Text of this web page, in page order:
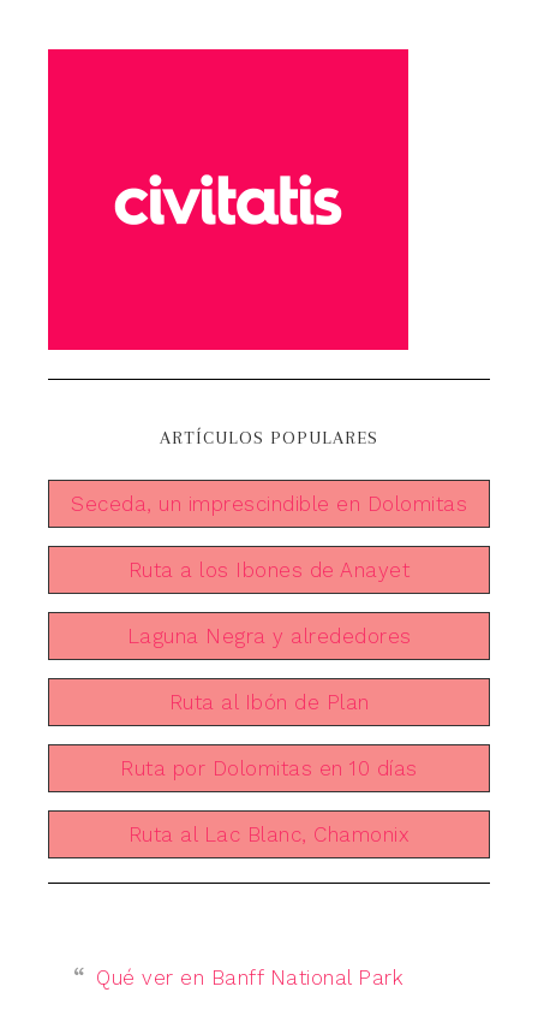
ARTÍCULOS POPULARES
Seceda, un imprescindible en Dolomitas
Ruta a los Ibones de Anayet
Laguna Negra y alrededores
Ruta al Ibón de Plan
Ruta por Dolomitas en 10 días
Ruta al Lac Blanc, Chamonix
Qué ver en Banff National Park